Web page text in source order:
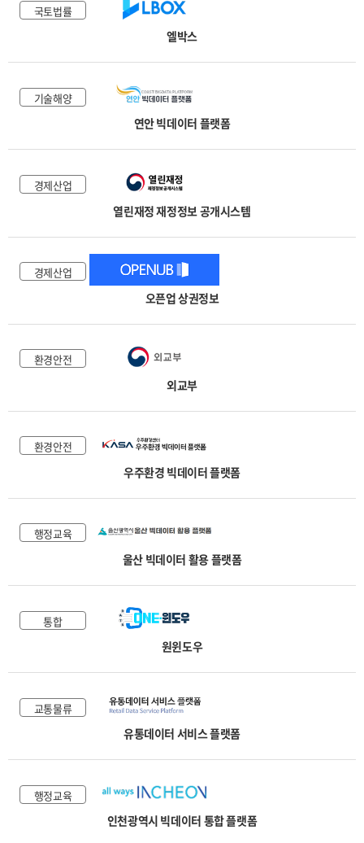
국토법률
엘박스
기술해양
연안 빅데이터 플랫폼
경제산업
열린재정 재정정보 공개시스템
경제산업
오픈업 상권정보
환경안전
외교부
환경안전
우주환경 빅데이터 플랫폼
행정교육
울산 빅데이터 활용 플랫폼
통합
원윈도우
교통물류
유통데이터 서비스 플랫폼
행정교육
인천광역시 빅데이터 통합 플랫폼